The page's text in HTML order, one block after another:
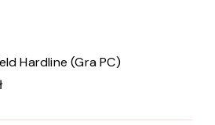
Hardline (Gra PC)